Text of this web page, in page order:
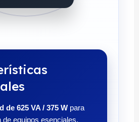
de 625 VA / 375 W para
de equipos esenciales.